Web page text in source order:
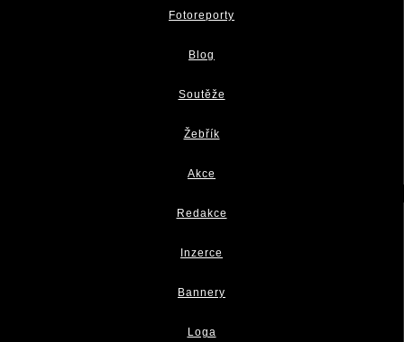
Fotoreporty
Blog
Soutěže
Žebřík
Akce
Redakce
Inzerce
Bannery
Loga